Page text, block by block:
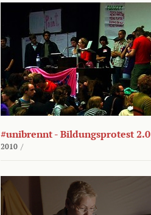
#unibrennt - Bildungsprotest 2.0
2010 /